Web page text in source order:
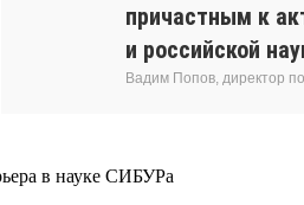
причастным к
и российской
Вадим Попов, директор